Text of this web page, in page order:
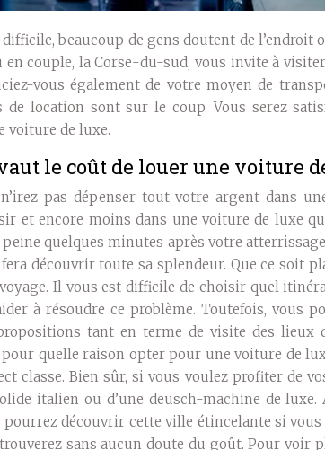
beaucoup de gens doutent de l’endroit
couple, la Corse-du-sud, vous invite à
vous également de votre moyen de
de location sont sur le coup. Vous serez
voiture de luxe.
le coût de louer une voiture
pas dépenser tout votre argent dans
et encore moins dans une voiture de luxe
quelques minutes après votre
découvrir toute sa splendeur. Que ce soit
Il vous est difficile de choisir quel
à résoudre ce problème. Toutefois, vous
tant en terme de visite des lieux
quelle raison opter pour une voiture de
classe. Bien sûr, si vous voulez profiter de
italien ou d’une deusch-machine de
pourrez découvrir cette ville étincelante si
sans aucun doute du goût. Pour voir